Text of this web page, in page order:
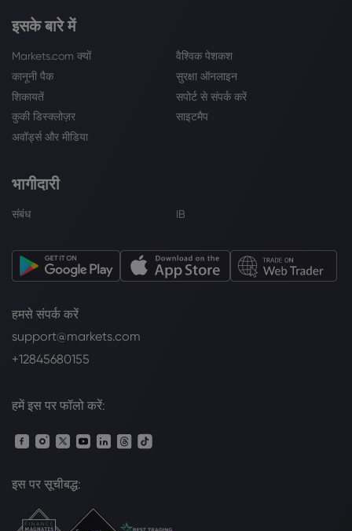
इसके बारे में
Markets.com क्यों
वैश्विक पेशकश
कानूनी पैक
सुरक्षा ऑनलाइन
शिकायतें
सपोर्ट से संपर्क करें
कुकी डिस्क्लोज़र
साइटमैप
अवॉर्ड्स और मीडिया
भागीदारी
संबंध IB
हमसे संपर्क करें
support@markets.com
+12845680155
हमें इस पर फॉलो करें:
इस पर सूचीबद्ध: